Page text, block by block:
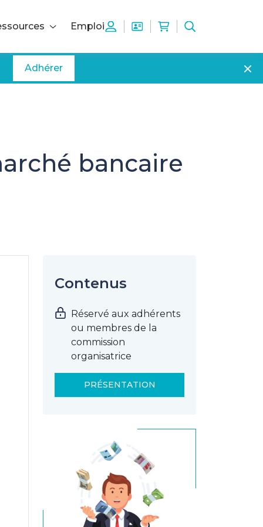
Emploi
Adhérer
bancaire
Contenus
Réservé aux adhérents
ou membres de la
commission
organisatrice
PRÉSENTATION